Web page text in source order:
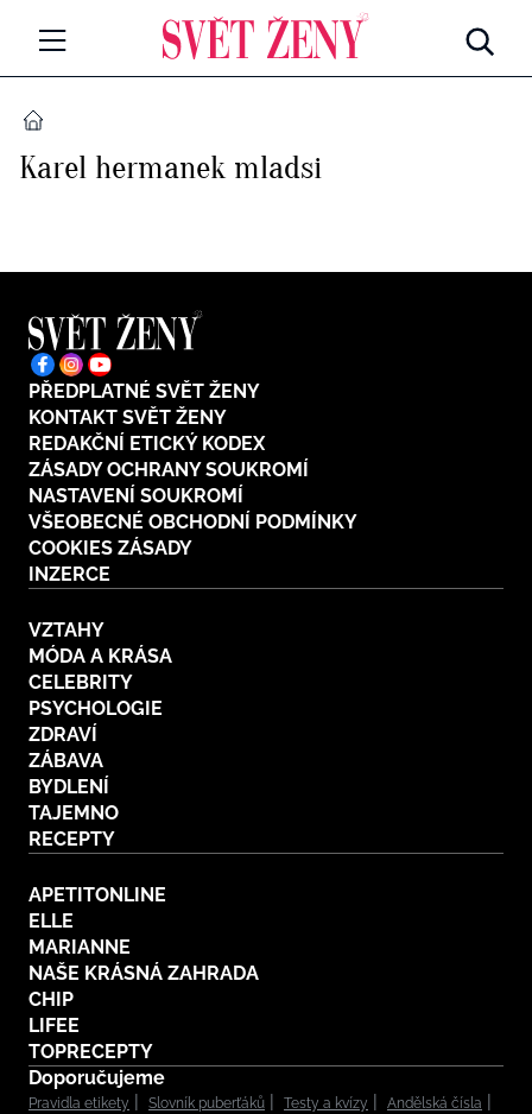
CELEBRITY
Všechny kategorie
Seberozvoj
ZDRAVÍ
Všechny kategorie
Životní styl
ZÁBAVA
Všechny kategorie
Testy a kvízy
BYDLENÍ
Všechny kategorie
Tvoření
DOMŮ
Karel hermanek mladsi
PŘEDPLATNÉ SVĚT ŽENY
KONTAKT SVĚT ŽENY
REDAKČNÍ ETICKÝ KODEX
ZÁSADY OCHRANY SOUKROMÍ
NASTAVENÍ SOUKROMÍ
VŠEOBECNÉ OBCHODNÍ PODMÍNKY
COOKIES ZÁSADY
INZERCE
VZTAHY
MÓDA A KRÁSA
CELEBRITY
PSYCHOLOGIE
ZDRAVÍ
ZÁBAVA
BYDLENÍ
TAJEMNO
RECEPTY
APETITONLINE
ELLE
MARIANNE
NAŠE KRÁSNÁ ZAHRADA
CHIP
LIFEE
TOPRECEPTY
Doporučujeme
Pravidla etikety Slovník puberťáků Testy a kvízy
Andělská čísla